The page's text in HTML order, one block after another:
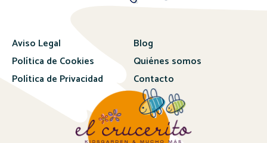
Aviso Legal
Política de Cookies
Política de Privacidad
Blog
Quiénes somos
Contacto